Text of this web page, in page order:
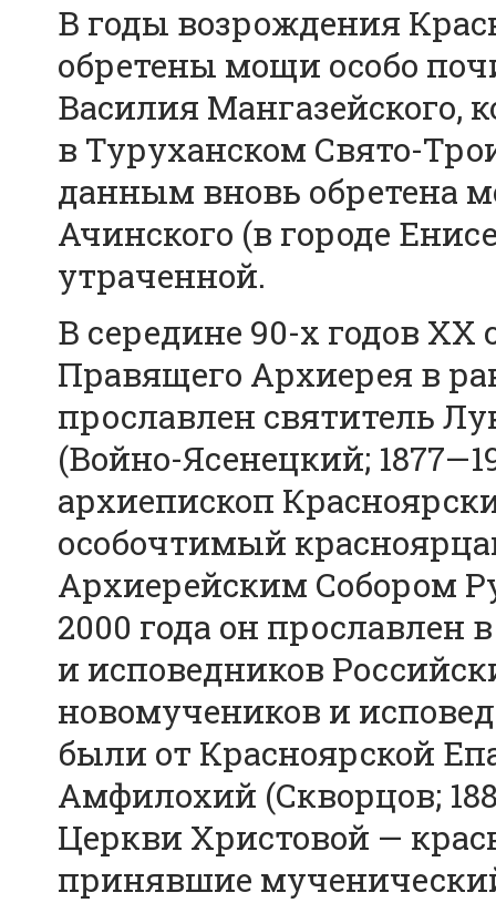
В годы возрождения
обретены мощи особо
Василия Мангазейского,
в Туруханском Свято-
данным вновь обретена
Ачинского (в городе
утраченной.
В середине 90-х годов
Правящего Архиерея в
прославлен святитель
(Войно-Ясенецкий;
архиепископ
особочтимый
Архиерейским Собором
2000 года он прославлен
и исповедников
новомучеников и
были от Красноярской
Амфилохий (Скворцов;
Церкви Христовой —
принявшие